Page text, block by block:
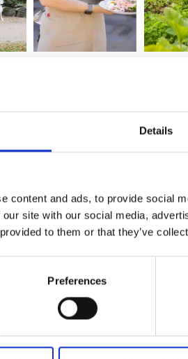
Details
content and ads, to provide social
site with our social media,
to them or that they’ve
Preferences
og køkkenhave
er åbent for offentligheden
som guidede ture,
tilPilane trädgård, hvor det
Conclusus af Sofia Olofsson,
Tavlebords
, hvor samspillet mellem bier
haven, teste dine kundskaber i
bivokslys og andre
der kaffe og kage i kaféen, og
i det unikke Bikuben